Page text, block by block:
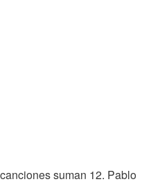
suman 12. Pablo